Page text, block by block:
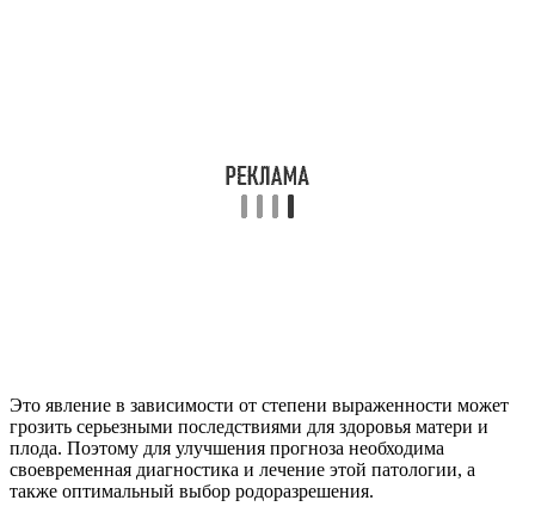
Это явление в зависимости от степени выраженности может
грозить серьезными последствиями для здоровья матери и
плода. Поэтому для улучшения прогноза необходима
своевременная диагностика и лечение этой патологии, а
также оптимальный выбор родоразрешения.